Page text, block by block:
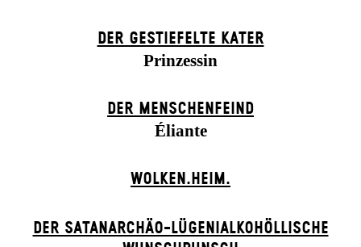
DER GESTIEFELTE KATER
Prinzessin
DER MENSCHENFEIND
Éliante
WOLKEN.HEIM.
DER SATANARCHÄO-LÜGENIALKOHÖLLISCHE